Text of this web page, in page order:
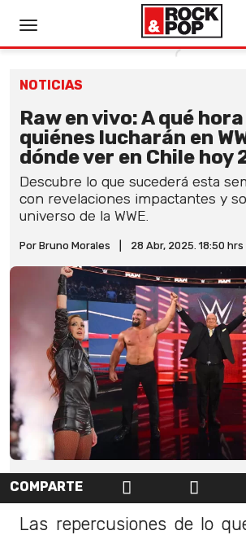
NOTICIAS
Raw en vivo: A qué
quiénes lucharán en
dónde ver en Chile hoy
Descubre lo que sucederá esta
con revelaciones impactantes y
universo de la WWE.
Por Bruno Morales 28 Abr, 2025. 18:50 hrs
COMPARTE
Las repercusiones de lo